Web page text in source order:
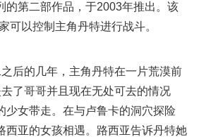
的第二部作品，于2003年推出。该
可以控制主角丹特进行战斗。
后的几年，主角丹特在一片荒漠前
了哥哥并且现在无处可去的情况
少女带走。在与卢鲁卡的洞穴探险
西亚的女孩相遇。路西亚告诉丹特她